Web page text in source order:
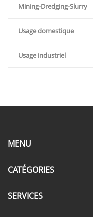
Mining-Dredging-Slurry
Usage domestique
Usage industriel
MENU
CATÉGORIES
SERVICES